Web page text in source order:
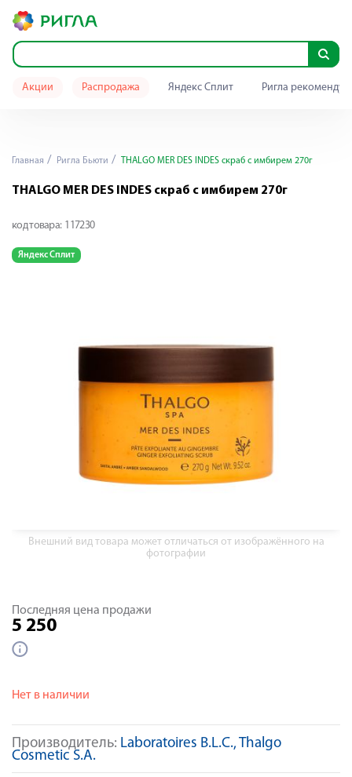
Акции Распродажа Яндекс Сплит Ригла
Главная Ригла Бьюти THALGO MER DES INDES скраб с имбирем 270г
THALGO MER DES INDES скраб с имбирем 270г
код товара: 117230
Яндекс Сплит
Внешний вид товара может отличаться от изображённого на
фотографии
Производитель: Laboratoires B.L.C., Thalgo
Cosmetic S.A.
Последняя цена продажи
5 250
Нет в наличии